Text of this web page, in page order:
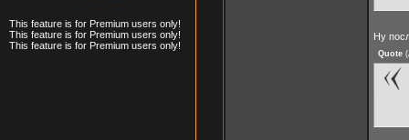
This feature is for Premium users only!
This feature is for Premium users only!
This feature is for Premium users only!
Ну
Quote (